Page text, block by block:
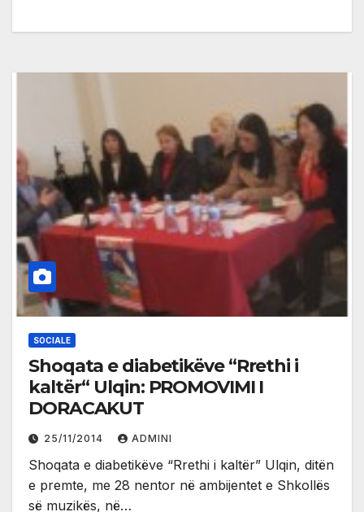
SOCIALE
Shoqata e diabetikëve “Rrethi i
kaltër“ Ulqin: PROMOVIMI I
DORACAKUT
25/11/2014 ADMINI
Shoqata e diabetikëve “Rrethi i kaltër” Ulqin, ditën
e premte, me 28 nentor në ambijentet e Shkollës
së muzikës, në…